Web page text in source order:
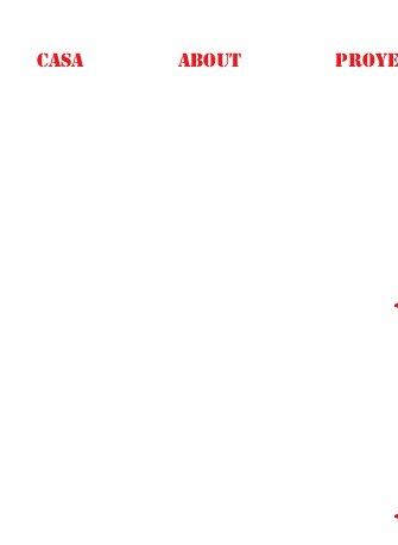
Casa About